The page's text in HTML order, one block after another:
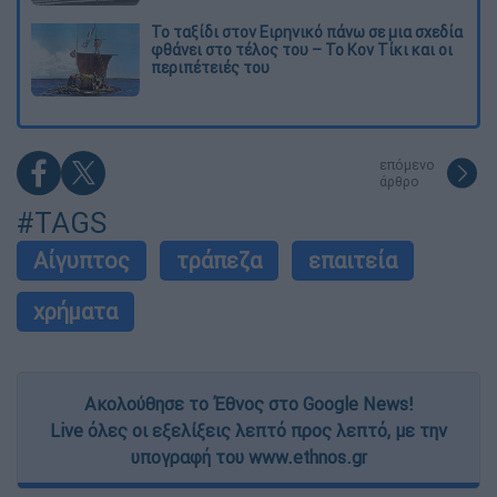
Το ταξίδι στον Ειρηνικό πάνω σε μια σχεδία
φθάνει στο τέλος του – Το Κον Τίκι και οι
περιπέτειές του
επόμενο
άρθρο
#TAGS
Αίγυπτος τράπεζα
επαιτεία
χρήματα
Ακολούθησε το Έθνος στο Google News!
Live όλες οι εξελίξεις λεπτό προς λεπτό, με την
υπογραφή του www.ethnos.gr